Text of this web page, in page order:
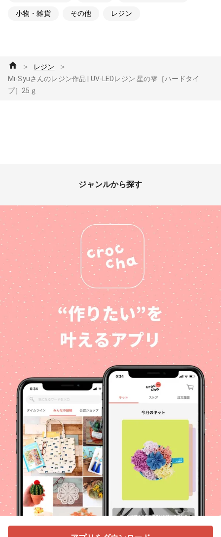
小物・雑貨 その他 レジン
＞ レジン ＞
Mi-Syuさんのレジン作品 | UV-LEDレジン 星の雫［ハードタイ
プ］25ｇ
ジャンルから探す